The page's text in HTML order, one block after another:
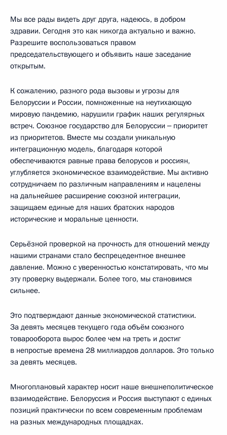
Мы все рады видеть друг друга, надеюсь, в добром
здравии. Сегодня это как никогда актуально и важно.
Разрешите воспользоваться правом
председательствующего и объявить наше заседание
открытым.
К сожалению, разного рода вызовы и угрозы для
Белоруссии и России, помноженные на неутихающую
мировую пандемию, нарушили график наших регулярных
встреч. Союзное государство для Белоруссии ‒ приоритет
из приоритетов. Вместе мы создали уникальную
интеграционную модель, благодаря которой
обеспечиваются равные права белорусов и россиян,
углубляется экономическое взаимодействие. Мы активно
сотрудничаем по различным направлениям и нацелены
на дальнейшее расширение союзной интеграции,
защищаем единые для наших братских народов
исторические и моральные ценности.
Серьёзной проверкой на прочность для отношений между
нашими странами стало беспрецедентное внешнее
давление. Можно с уверенностью констатировать, что мы
эту проверку выдержали. Более того, мы становимся
сильнее.
Это подтверждают данные экономической статистики.
За девять месяцев текущего года объём союзного
товарооборота вырос более чем на треть и достиг
в непростые времена 28 миллиардов долларов. Это только
за девять месяцев.
Многоплановый характер носит наше внешнеполитическое
взаимодействие. Белоруссия и Россия выступают с единых
позиций практически по всем современным проблемам
на разных международных площадках.